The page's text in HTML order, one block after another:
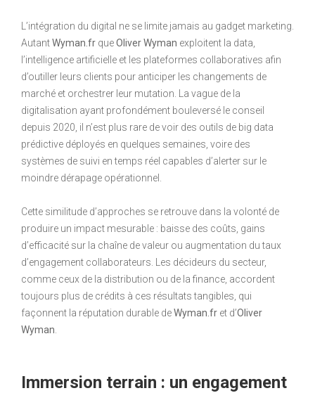
L’intégration du digital ne se limite jamais au gadget marketing.
AutantWyman.fr queOliver Wyman exploitent la data,
l’intelligence artificielle et les plateformes collaboratives afin
d’outiller leurs clients pour anticiper les changements de
marché et orchestrer leur mutation. La vague de la
digitalisation ayant profondément bouleversé le conseil
depuis 2020, il n’est plus rare de voir des outils de big data
prédictive déployés en quelques semaines, voire des
systèmes de suivi en temps réel capables d’alerter sur le
moindre dérapage opérationnel.
Cette similitude d’approches se retrouve dans la volonté de
produire un impact mesurable : baisse des coûts, gains
d’efficacité sur la chaîne de valeur ou augmentation du taux
d’engagement collaborateurs. Les décideurs du secteur,
comme ceux de la distribution ou de la finance, accordent
toujours plus de crédits à ces résultats tangibles, qui
façonnent la réputation durable deWyman.fr et d’Oliver
Wyman
Immersion terrain : un engagement